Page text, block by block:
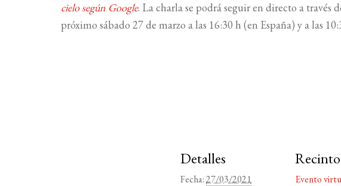
cielo según Google. La charla se podrá seguir en directo a través
próximo sábado 27 de marzo a las 16:30 h (en España) y a las
Detalles
Fecha: 27/03/2021
Recinto
Evento